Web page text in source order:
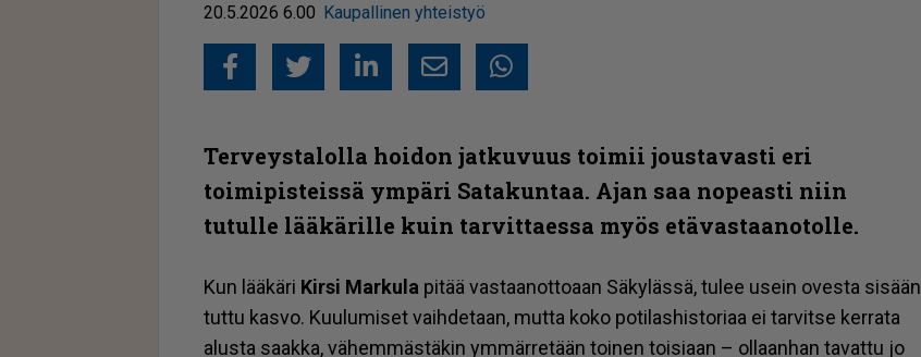
20.5.2026 6.00 Kaupallinen yhteistyö
FacebookTwitter
LinkedIn
SähköpostiWhatsapp
Terveystalolla hoidon jatkuvuus toimii joustavasti eri
toimipisteissä ympäri Satakuntaa. Ajan saa nopeasti niin
tutulle lääkärille kuin tarvittaessa myös etävastaanotolle.
Kun lää­kä­ri Kir­si Mar­ku­la pi­tää vas­taa­not­to­aan Sä­ky­läs­sä, tu­lee usein oves­ta si­sään
tut­tu kas­vo. Kuu­lu­mi­set vaih­de­taan, mut­ta koko po­ti­las­his­to­ri­aa ei tar­vit­se ker­ra­ta
alus­ta saak­ka, vä­hem­mäs­tä­kin ym­mär­re­tään toi­nen toi­si­aan – ol­laan­han ta­vat­tu jo